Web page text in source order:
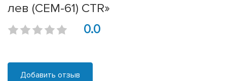
лев (CEM-61) CTR»
0.0
Добавить отзыв